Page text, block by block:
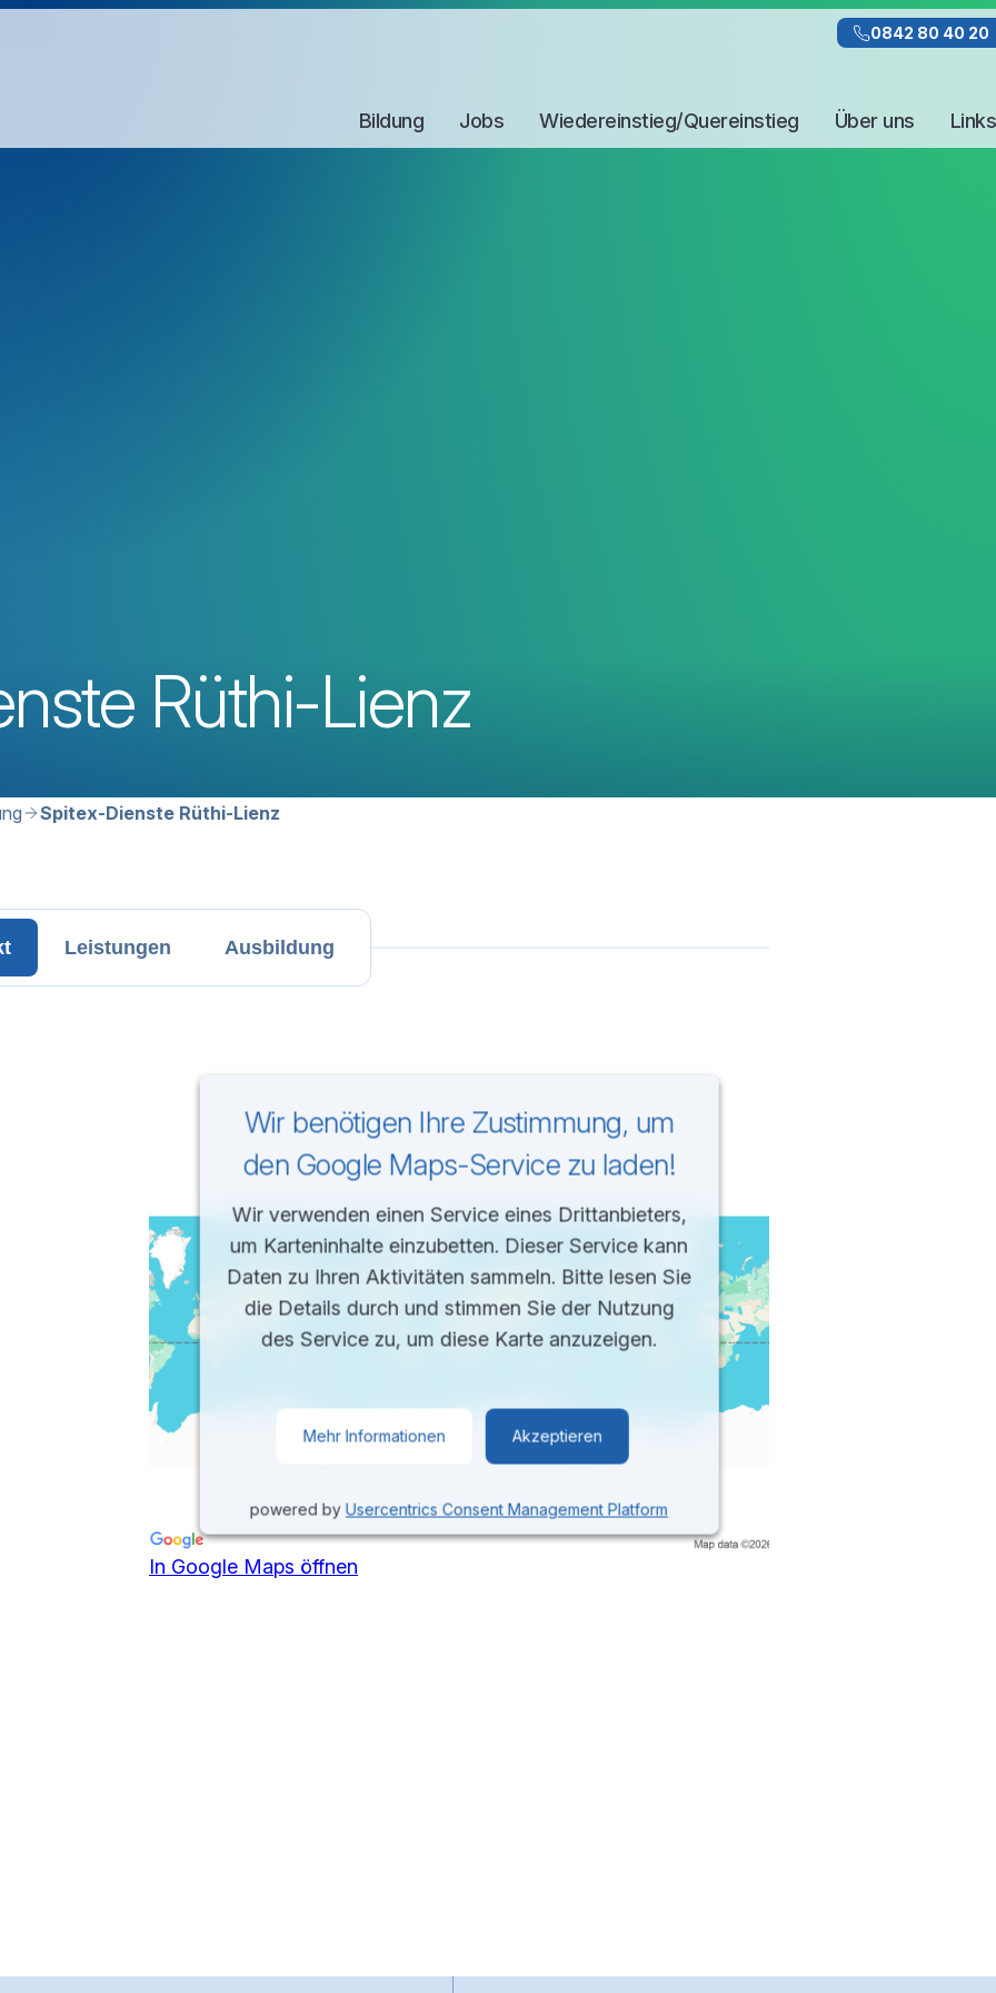
0842 80 40 20
Bildung Jobs Wiedereinstieg/Quereinstieg Über uns Links
Rüthi-Lienz
Spitex-Dienste Rüthi-Lienz
Leistungen Ausbildung
Wir benötigen Ihre Zustimmung, um
den Google Maps-Service zu laden!
Wir verwenden einen Service eines Drittanbieters,
um Karteninhalte einzubetten. Dieser Service kann
Daten zu Ihren Aktivitäten sammeln. Bitte lesen Sie
die Details durch und stimmen Sie der Nutzung
des Service zu, um diese Karte anzuzeigen.
Mehr Informationen Akzeptieren
powered by Usercentrics Consent Management Platform
In Google Maps öffnen